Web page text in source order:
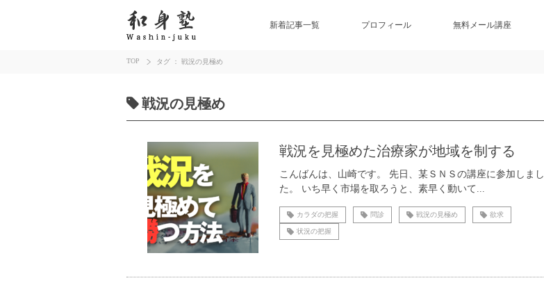
新着記事一覧 プロフィール 無料メール講座
TOP タグ ： 戦況の見極め
戦況の見極め
戦況を見極めた治療家が地域を制する
こんばんは、山崎です。 先日、某ＳＮＳの講座に参加しまし
た。 いち早く市場を取ろうと、素早く動いて...
カラダの把握 問診 戦況の見極め 欲求
状況の把握